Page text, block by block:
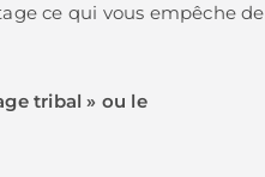
ce qui vous empêche de
tribal » ou le